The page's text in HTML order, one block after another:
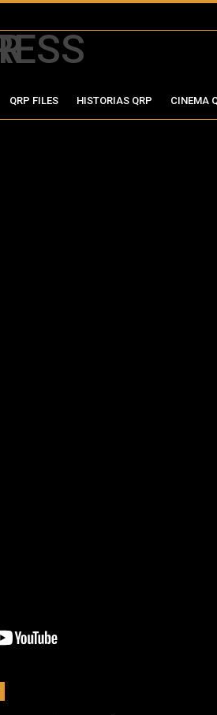
QRP FILES HISTORIAS QRP CINEMA